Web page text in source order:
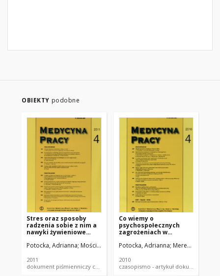
OBIEKTY podobne
Stres oraz sposoby
radzenia sobie z nim a
nawyki żywieniowe
pracujących
Potocka, Adrianna Mościcka, Agnieszka
2011
dokument piśmienniczy czasopismo - artykuł
Co wiemy o
psychospołecznych
zagrożeniach w
Część II. Badanie
pracowników
Potocka, Adrianna Merecz-Kot,
2010
czasopismo - artykuł